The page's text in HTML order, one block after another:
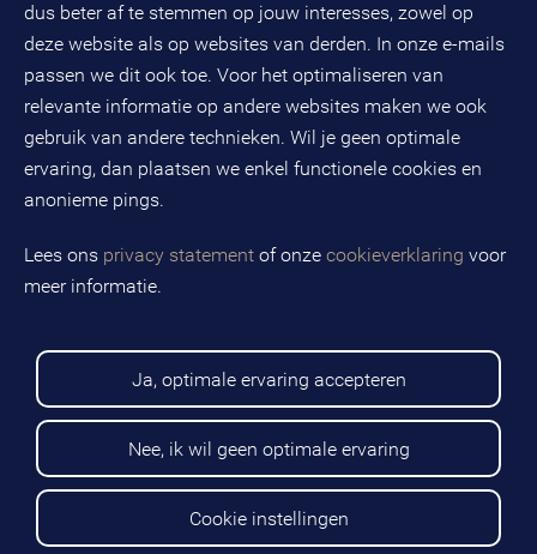
dus beter af te stemmen op jouw interesses, zowel op
deze website als op websites van derden. In onze e-mails
passen we dit ook toe. Voor het optimaliseren van
relevante informatie op andere websites maken we ook
gebruik van andere technieken. Wil je geen optimale
ervaring, dan plaatsen we enkel functionele cookies en
anonieme pings.
Lees ons privacy statement of onze cookieverklaring voor
meer informatie.
Ja, optimale ervaring accepteren
Nee, ik wil geen optimale ervaring
Cookie instellingen
KvK-nummer: 32078667
BTW-nummer: NL808663598B01
Volg ons op social media
BMC is een geregistreerd handelsmerk van BMC groep B.V.
Copyright © 2026 BMC
Disclaimer Sitemap